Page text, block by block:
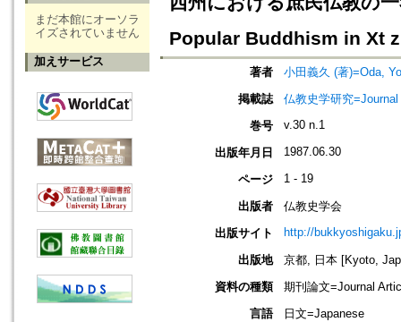
まだ本館にオーソラ
イズされていません
加えサービス
Popular Buddhism in Xt
著者
小田義久 (著)=Oda,
掲載誌
仏教史学研究
巻号
v.30 n.1
出版年月日 1987.06.30
ページ 1 - 19
出版者
仏教史学会
出版サイト
http://
出版地
京都, 日本 [Kyoto,
資料の種類
期刊論文=Journal
言語
日文=Japanese